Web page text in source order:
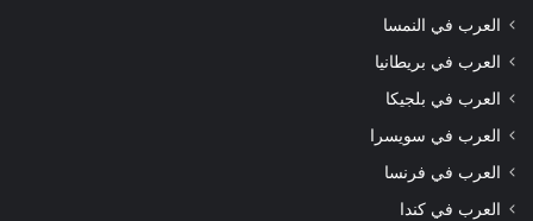
العرب في النمسا
العرب في بريطانيا
العرب في بلجيكا
العرب في سويسرا
العرب في فرنسا
العرب في كندا